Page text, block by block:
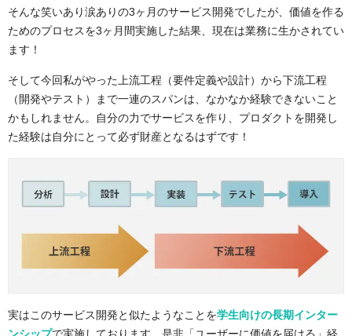
そんな笑いあり涙ありの3ヶ月のサービス開発でしたが、価値を作る
ためのプロセスを3ヶ月間実施した結果、現在は業務に生かされてい
ます！
そして今回私がやった上流工程（要件定義や設計）から下流工程
（開発やテスト）まで一連のスパンは、なかなか経験できないこと
かもしれません。自分の力でサービスを作り、プロダクトを開発し
た経験は自分にとって必ず財産となるはずです！
実はこのサービス開発と似たようなことを学生向けの長期インター